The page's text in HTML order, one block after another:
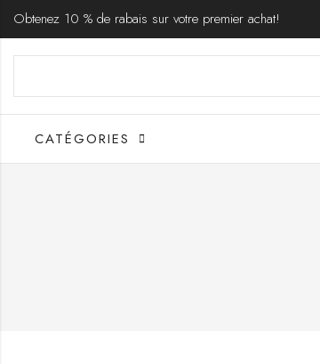
Obtenez 10 % de rabais sur votre premier achat!
CATÉGORIES